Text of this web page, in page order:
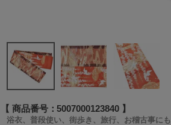
商品番号 5007000123840
浴衣、普段使い、街歩き、旅行、お稽古事にも